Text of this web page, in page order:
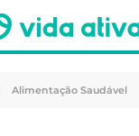
Alimentação Saudável